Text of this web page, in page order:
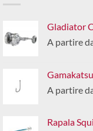
Gladiator
A partire
A partire
Rapala